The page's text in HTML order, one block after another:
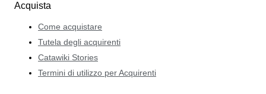
Acquista
Come acquistare
Tutela degli acquirenti
Catawiki Stories
Termini di utilizzo per Acquirenti